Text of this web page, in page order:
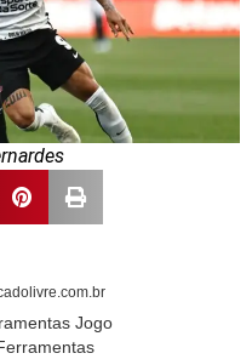
Jogo